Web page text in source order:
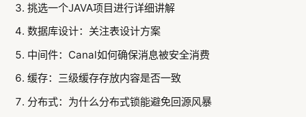
挑选一个JAVA项目进行详细讲解
数据库设计：关注表设计方案
中间件：Canal如何确保消息被安全消费
缓存：三级缓存存放内容是否一致
分布式：为什么分布式锁能避免回源风暴